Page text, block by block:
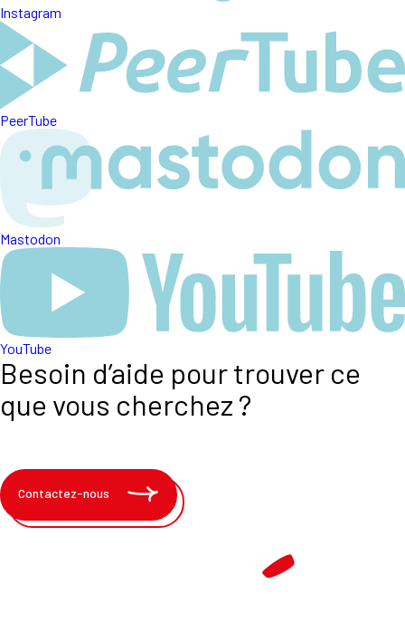
Instagram
PeerTube
Mastodon
YouTube
Besoin d’aide pour trouver ce
que vous cherchez ?
Contactez-nous